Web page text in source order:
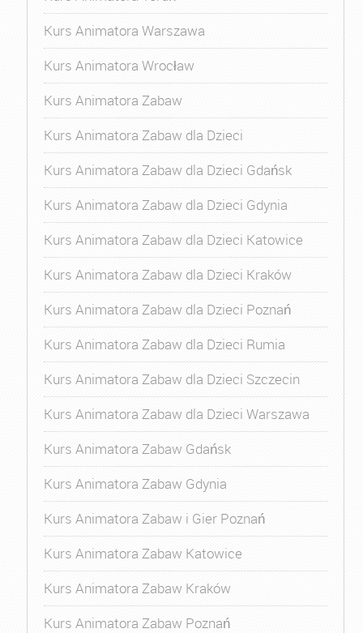
Kurs Animatora Warszawa
Kurs Animatora Wrocław
Kurs Animatora Zabaw
Kurs Animatora Zabaw dla Dzieci
Kurs Animatora Zabaw dla Dzieci Gdańsk
Kurs Animatora Zabaw dla Dzieci Gdynia
Kurs Animatora Zabaw dla Dzieci Katowice
Kurs Animatora Zabaw dla Dzieci Kraków
Kurs Animatora Zabaw dla Dzieci Poznań
Kurs Animatora Zabaw dla Dzieci Rumia
Kurs Animatora Zabaw dla Dzieci Szczecin
Kurs Animatora Zabaw dla Dzieci Warszawa
Kurs Animatora Zabaw Gdańsk
Kurs Animatora Zabaw Gdynia
Kurs Animatora Zabaw i Gier Poznań
Kurs Animatora Zabaw Katowice
Kurs Animatora Zabaw Kraków
Kurs Animatora Zabaw Poznań